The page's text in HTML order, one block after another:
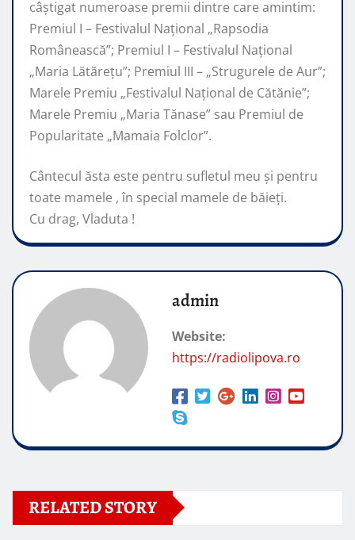
câştigat numeroase premii dintre care amintim:
Premiul I – Festivalul Național „Rapsodia
Românească”; Premiul I – Festivalul Național
„Maria Lătărețu”; Premiul III – „Strugurele de Aur”;
Marele Premiu „Festivalul Național de Cătănie”;
Marele Premiu „Maria Tănase” sau Premiul de
Popularitate „Mamaia Folclor”.
Cântecul ăsta este pentru sufletul meu și pentru
toate mamele , în special mamele de băieți.
Cu drag, Vladuta !
admin
Website:
https://radiolipova.ro
RELATED STORY